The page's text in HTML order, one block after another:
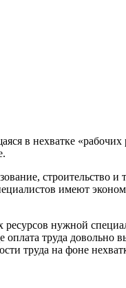
в нехватке
имеют
нужной
труда довольно
труда на фоне